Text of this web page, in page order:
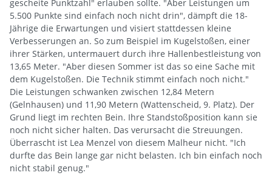
gescheite Punktzahl" erlauben sollte. "Aber Leistungen um
5.500 Punkte sind einfach noch nicht drin", dämpft die 18-
Jährige die Erwartungen und visiert stattdessen kleine
Verbesserungen an. So zum Beispiel im Kugelstoßen, einer
ihrer Stärken, untermauert durch ihre Hallenbestleistung von
13,65 Meter. "Aber diesen Sommer ist das so eine Sache mit
dem Kugelstoßen. Die Technik stimmt einfach noch nicht."
Die Leistungen schwanken zwischen 12,84 Metern
(Gelnhausen) und 11,90 Metern (Wattenscheid, 9. Platz). Der
Grund liegt im rechten Bein. Ihre Standstoßposition kann sie
noch nicht sicher halten. Das verursacht die Streuungen.
Überrascht ist Lea Menzel von diesem Malheur nicht. "Ich
durfte das Bein lange gar nicht belasten. Ich bin einfach noch
nicht stabil genug."